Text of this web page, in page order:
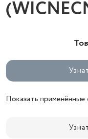
Показать применённые